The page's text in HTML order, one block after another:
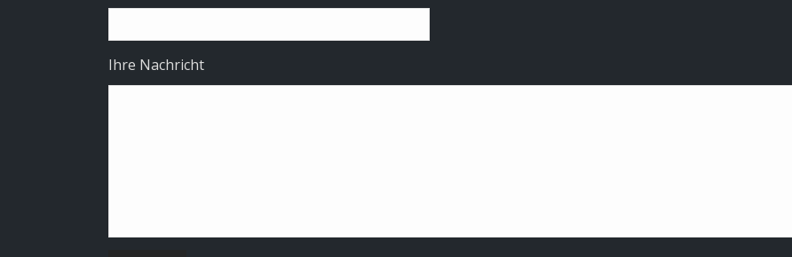
Ihre Nachricht